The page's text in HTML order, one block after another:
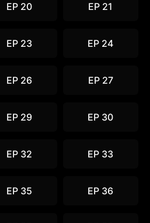
EP 20 EP 21
EP 23 EP 24
EP 26 EP 27
EP 29 EP 30
EP 32 EP 33
EP 35 EP 36